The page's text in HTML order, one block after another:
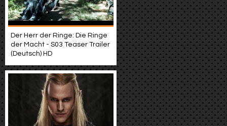
Der Herr der Ringe: Die Ringe
der Macht - S03 Teaser Trailer
(Deutsch) HD